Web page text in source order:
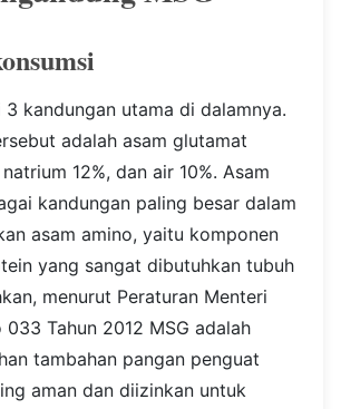
3 kandungan utama di dalamnya.
adalah asam glutamat
12%, dan air 10%. Asam
kandungan paling besar dalam
asam amino, yaitu komponen
yang sangat dibutuhkan tubuh
menurut Peraturan Menteri
033 Tahun 2012 MSG adalah
tambahan pangan penguat
aman dan diizinkan untuk